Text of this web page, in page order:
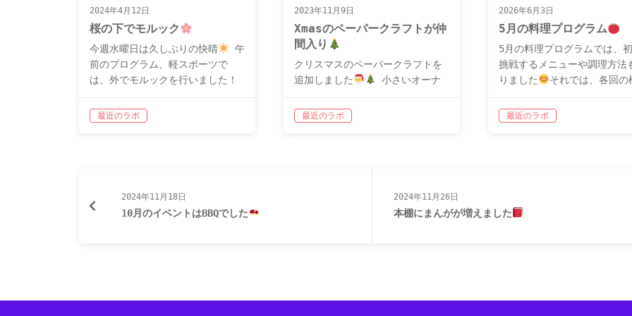
2024年4月12日
桜の下でモルック
今週水曜日は久しぶりの快晴
午
前のプログラム、軽スポーツで
は、外でモルックを行いました！
ですが、桜も咲いていてお花見気
分も味わえました
最近のラボ
2023年11月9日
Xmasのペーパークラフトが仲
間入り
クリスマスのペーパークラフトを
追加しました
小さいオーナ
作まで！ 今から作り始めればクリ
スマスにも間に合いそうです
最近のラボ
2026年6月3日
5月の料理プログラム
5月の料理プログラムでは、
挑戦するメニューや調理方法
りました
それでは、各回の
13日の料理プログラム ～ メ
ー：あんかけ焼きそば〜 この
最近のラボ
2024年11月18日
10月のイベントはBBQでした
2024年11月26日
本棚にまんがが増えました